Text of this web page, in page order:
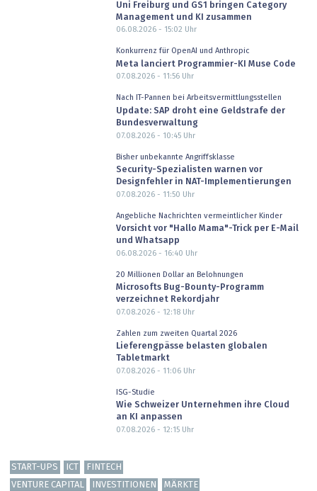
Uni Freiburg und GS1 bringen Category
Management und KI zusammen
06.08.2026 - 15:02 Uhr
Konkurrenz für OpenAI und Anthropic
Meta lanciert Programmier-KI Muse Code
07.08.2026 - 11:56Uhr
Nach IT-Pannen bei Arbeitsvermittlungsstellen
Update: SAP droht eine Geldstrafe der
Bundesverwaltung
07.08.2026 - 10:45Uhr
Bisher unbekannte Angriffsklasse
Security-Spezialisten warnen vor
Designfehler in NAT-Implementierungen
07.08.2026 - 11:50 Uhr
Angebliche Nachrichten vermeintlicher Kinder
Vorsicht vor "Hallo Mama"-Trick per E-Mail
und Whatsapp
06.08.2026 - 16:40 Uhr
20 Millionen Dollar an Belohnungen
Microsofts Bug-Bounty-Programm
verzeichnet Rekordjahr
07.08.2026 - 12:18Uhr
Zahlen zum zweiten Quartal 2026
Lieferengpässe belasten globalen
Tabletmarkt
07.08.2026 - 11:06Uhr
ISG-Studie
Wie Schweizer Unternehmen ihre Cloud
an KI anpassen
07.08.2026 - 12:15Uhr
START-UPS ICT
FINTECH
VENTURE CAPITAL
INVESTITIONEN MÄRKTE